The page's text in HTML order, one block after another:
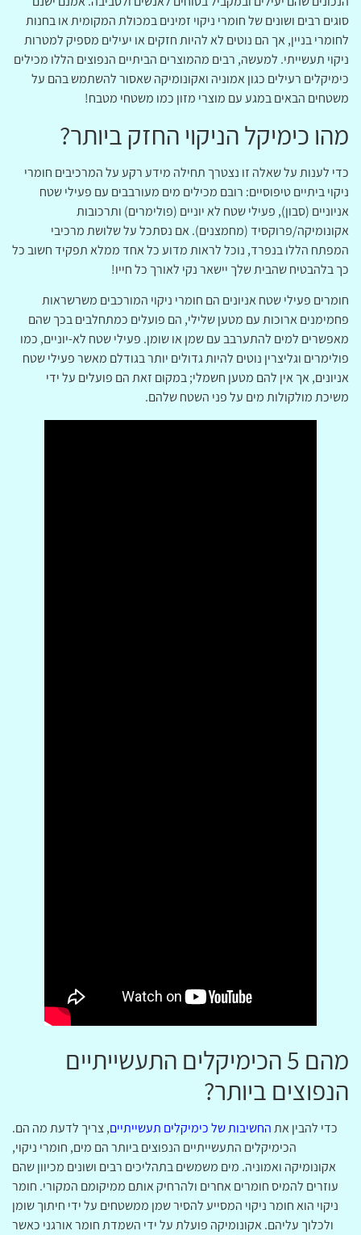
סוגים רבים ושונים של חומרי ניקוי זמינים במכולת המקומית או בחנות
לחומרי בניין, אך הם נוטים לא להיות חזקים או יעילים מספיק למטרות
ניקוי תעשייתי. למעשה, רבים מהמוצרים הביתיים הנפוצים הללו מכילים
כימיקלים רעילים כגון אמוניה ואקונומיקה שאסור להשתמש בהם על
משטחים הבאים במגע עם מוצרי מזון כמו משטחי מטבח!
מהו כימיקל הניקוי החזק ביותר?
כדי לענות על שאלה זו נצטרך תחילה מידע רקע על המרכיבים חומרי
ניקוי ביתיים טיפוסיים: רובם מכילים מים מעורבבים עם פעילי שטח
אניוניים (סבון), פעילי שטח לא יוניים (פולימרים) ותרכובות
אקונומיקה/פרוקסיד (מחמצנים). אם נסתכל על שלושת מרכיבי
המפתח הללו בנפרד, נוכל לראות מדוע כל אחד ממלא תפקיד חשוב כל
כך בלהבטיח שהבית שלך יישאר נקי לאורך כל חייו!
חומרים פעילי שטח אניונים הם חומרי ניקוי המורכבים משרשראות
פחמימנים ארוכות עם מטען שלילי, הם פועלים כמתחלבים בכך שהם
מאפשרים למים להתערבב עם שמן או שומן. פעילי שטח לא-יוניים, כמו
פולימרים וגליצרין נוטים להיות גדולים יותר בגודלם מאשר פעילי שטח
אניונים, אך אין להם מטען חשמלי; במקום זאת הם פועלים על ידי
משיכת מולקולות מים על פני השטח שלהם.
מהם 5 הכימיקלים התעשייתיים
הנפוצים ביותר?
כדי להבין אתהחשיבות של כימיקלים תעשייתיים, צריך לדעת מה הם.
הכימיקלים התעשייתיים הנפוצים ביותר הם מים, חומרי ניקוי,
אקונומיקה ואמוניה. מים משמשים בתהליכים רבים ושונים מכיוון שהם
עוזרים להמיס חומרים אחרים ולהרחיק אותם ממיקומם המקורי. חומר
ניקוי הוא חומר ניקוי המסייע להסיר שמן ממשטחים על ידי חיתוך שומן
ולכלוך עליהם. אקונומיקה פועלת על ידי השמדת חומר אורגני כאשר